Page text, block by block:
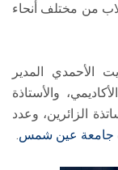
من مختلف أنحاء
الأحمدي المدير
والأستاذة
الزائرين، وعدد
جامعة عين شمس.